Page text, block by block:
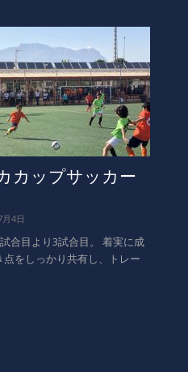
カップサッカー
4日
合目より3試合目。 着実に成
をしっかり共有し、トレー